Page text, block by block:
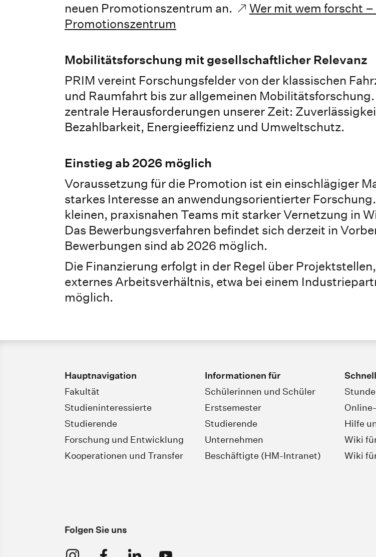
neuen Promotionszentrum an.
Wer mit wem forscht
Promotionszentrum
Mobilitätsforschung mit gesellschaftlicher Relevanz
PRIM vereint Forschungsfelder von der klassischen
und Raumfahrt bis zur allgemeinen
zentrale Herausforderungen unserer Zeit:
Bezahlbarkeit, Energieeffizienz und Umweltschutz.
Einstieg ab 2026 möglich
Voraussetzung für die Promotion ist ein einschlägiger
starkes Interesse an anwendungsorientierter
kleinen, praxisnahen Teams mit starker Vernetzung in
Das Bewerbungsverfahren befindet sich derzeit in
Bewerbungen sind ab 2026 möglich.
Die Finanzierung erfolgt in der Regel über
externes Arbeitsverhältnis, etwa bei einem
möglich.
Hauptnavigation
Fakultät
Studieninteressierte
Studierende
Forschung und Entwicklung
Kooperationen und Transfer
Informationen für
Schülerinnen und Schüler
Erstsemester
Studierende
Unternehmen
Beschäftigte (HM-Intranet)
Hilfe
Wiki
Wiki
Folgen Sie uns